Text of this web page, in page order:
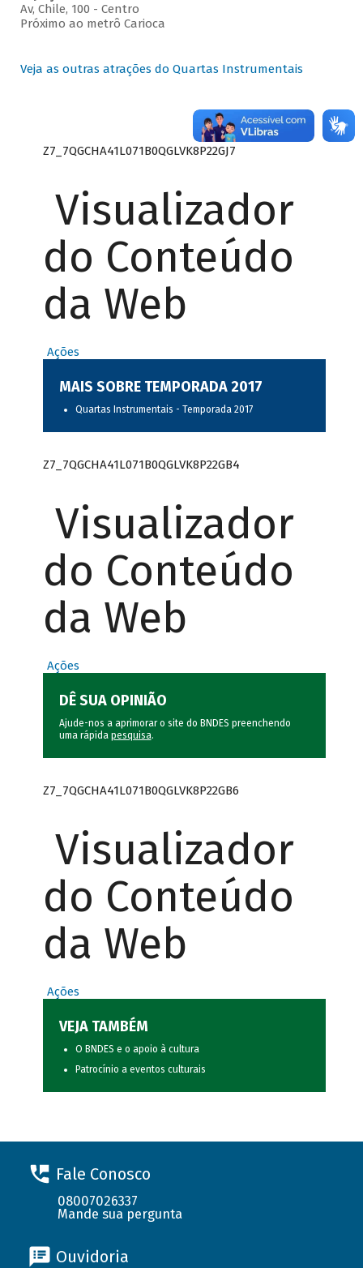
Av, Chile, 100 - Centro
Próximo ao metrô Carioca
Veja as outras atrações do Quartas Instrumentais
Z7_7QGCHA41L071B0QGLVK8P22GJ7
Visualizador
do Conteúdo
da Web
Ações
MAIS SOBRE TEMPORADA 2017
Quartas Instrumentais - Temporada 2017
Z7_7QGCHA41L071B0QGLVK8P22GB4
Visualizador
do Conteúdo
da Web
Ações
DÊ SUA OPINIÃO
Ajude-nos a aprimorar o site do BNDES preenchendo
uma rápida pesquisa.
Z7_7QGCHA41L071B0QGLVK8P22GB6
Visualizador
do Conteúdo
da Web
Ações
VEJA TAMBÉM
O BNDES e o apoio à cultura
Patrocínio a eventos culturais
Fale Conosco
08007026337
Mande sua pergunta
Ouvidoria